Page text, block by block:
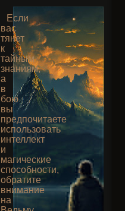
Если
вас
тянет
к
тайным
знаниям,
а
в
бою
вы
предпочитаете
использовать
интеллект
и
магические
способности,
обратите
внимание
на